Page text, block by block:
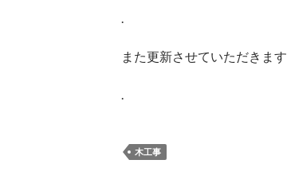
また更新させていただきます
木工事